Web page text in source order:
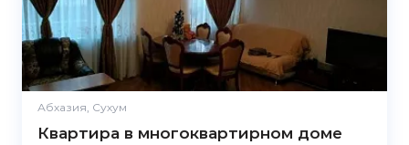
Абхазия, Сухум
Квартира в многоквартирном доме